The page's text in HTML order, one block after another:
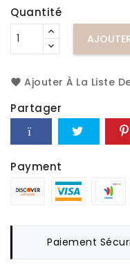
Quantité
Ajouter À La Liste
Partager
Payment
Paiement